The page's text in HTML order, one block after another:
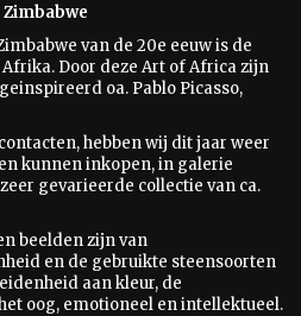
van de 20e eeuw is de
Door deze Art of Africa zijn
oa. Pablo Picasso,
hebben wij dit jaar weer
kunnen inkopen, in galerie
gevarieerde collectie van ca.
beelden zijn van
en de gebruikte steensoorten
aan kleur, de
oog, emotioneel en intellektueel.